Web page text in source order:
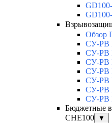
Обзор
СУ-РВ
СУ-РВ
СУ-РВ
СУ-РВ
СУ-РВ
СУ-РВ
СУ-РВ
Бюджетные
CHE100
▼